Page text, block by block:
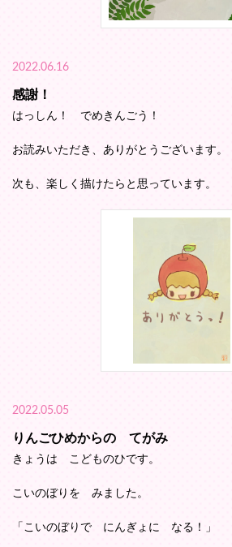
2022.06.16
感謝！
はっしん！ でめきんごう！
お読みいただき、ありがとうございます。
次も、楽しく描けたらと思っています。
2022.05.05
りんごひめからの てがみ
きょうは こどものひです。
こいのぼりを みました。
「こいのぼりで にんぎょに なる！」